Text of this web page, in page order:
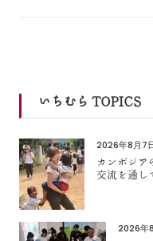
いちむら TOPICS
2026年8月7
カンボジ
交流を通し
2026年